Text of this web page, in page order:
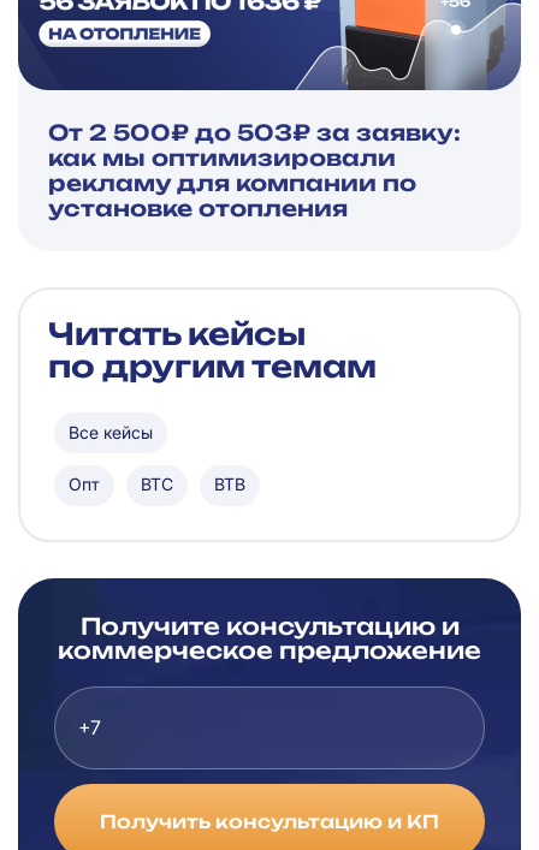
От 2 500₽ до 503₽ за заявку:
как мы оптимизировали
рекламу для компании по
установке отопления
Читать кейсы
по другим темам
Все кейсы
Опт ВТС ВТВ
Получите консультацию и
коммерческое предложение
Получить консультацию и КП